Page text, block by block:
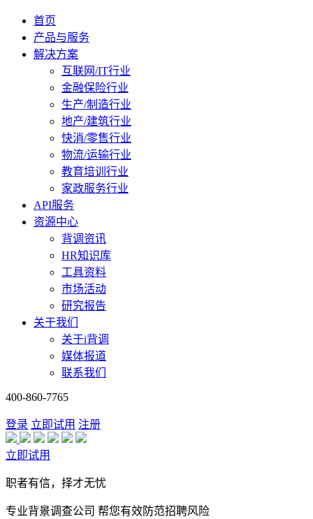
首页
产品与服务
解决方案
互联网/IT行业
金融保险行业
生产/制造行业
地产/建筑行业
快消/零售行业
物流/运输行业
教育培训行业
家政服务行业
API服务
资源中心
背调资讯
HR知识库
工具资料
市场活动
研究报告
关于我们
关于i背调
媒体报道
联系我们
400-860-7765
登录 立即试用 注册
立即试用
职者有信，择才无忧
专业背景调查公司 帮您有效防范招聘风险